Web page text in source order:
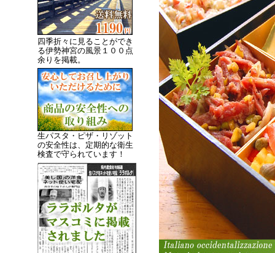
四季折々に見ることができ
る伊勢神宮の風景１００点
余りを掲載。
生パスタ・ピザ・リゾット
の安全性は、定期的な衛生
検査で守られています！